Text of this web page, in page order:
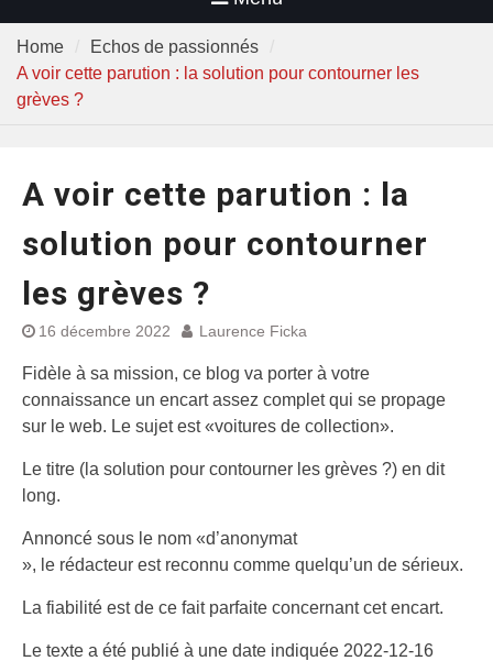
Home
Echos de passionnés
A voir cette parution : la solution pour contourner les
grèves ?
A voir cette parution : la
solution pour contourner
les grèves ?
16 décembre 2022 Laurence Ficka
Fidèle à sa mission, ce blog va porter à votre
connaissance un encart assez complet qui se propage
sur le web. Le sujet est «voitures de collection».
Le titre (la solution pour contourner les grèves ?) en dit
long.
Annoncé sous le nom «d’anonymat
», le rédacteur est reconnu comme quelqu’un de sérieux.
La fiabilité est de ce fait parfaite concernant cet encart.
Le texte a été publié à une date indiquée 2022-12-16